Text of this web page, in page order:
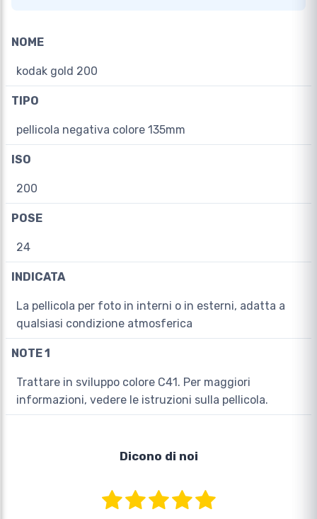
NOME
kodak gold 200
TIPO
pellicola negativa colore 135mm
ISO
200
POSE
24
INDICATA
La pellicola per foto in interni o in esterni, adatta a
qualsiasi condizione atmosferica
NOTE 1
Trattare in sviluppo colore C41. Per maggiori
informazioni, vedere le istruzioni sulla pellicola.
Dicono di noi